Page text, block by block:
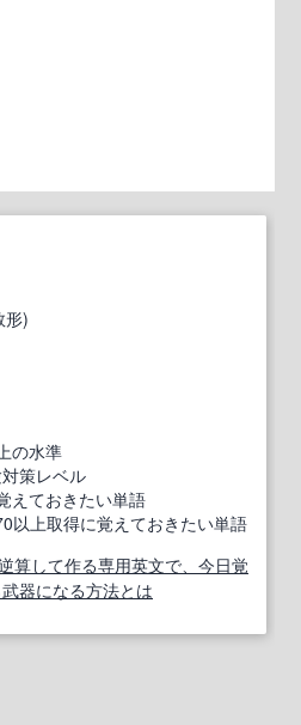
形)
の水準
策レベル
えておきたい単語
以上取得に覚えておきたい単語
算して作る専用英文で、今日覚
器になる方法とは